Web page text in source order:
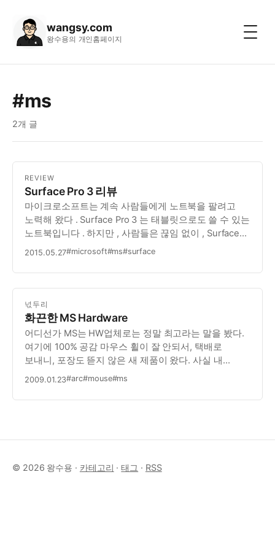
wangsy.com
왕수용의 개인홈페이지
#ms
2개 글
REVIEW
Surface Pro 3 리뷰
마이크로소프트는 계속 사람들에게 노트북을 팔려고
노력해 왔다 . Surface Pro 3 는 태블릿으로도 쓸 수 있는
노트북입니다 . 하지만 , 사람들은 끊임 없이 , Surface
Pro 3 를 안드로이드 태블릿 , iPad 와 비교를 해 왔다 .
Pro…
2015.05.27#microsoft#ms#surface
넋두리
화끈한 MS Hardware
어디선가 MS는 HW업체로는 정말 최고라는 말을 봤다.
여기에 100% 공감 마우스 휠이 잘 안되서, 택배로
보내니, 포장도 뜯지 않은 새 제품이 왔다. 사실 내
마우스는 다른 분께서 주신걸 받아서 쓰고 있었는데, 새
2009.01.23#arc#mouse#ms
© 2026 왕수용 · 카테고리 ·태그 · RSS